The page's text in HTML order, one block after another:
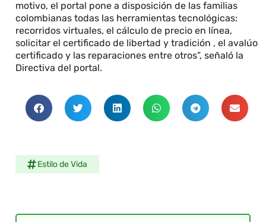
motivo, el portal pone a disposición de las familias
colombianas todas las herramientas tecnológicas:
recorridos virtuales, el cálculo de precio en línea,
solicitar el certificado de libertad y tradición , el avalúo
certificado y las reparaciones entre otros”, señaló la
Directiva del portal.
Estilo de Vida